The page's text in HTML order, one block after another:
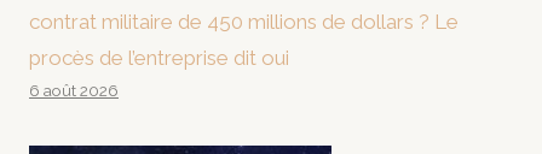
contrat militaire de 450 millions de dollars ? Le
procès de l’entreprise dit oui
6 août 2026